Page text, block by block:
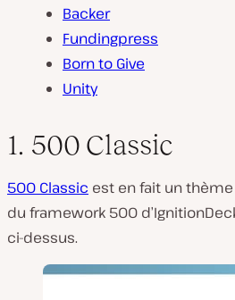
Backer
Fundingpress
Born to Give
Unity
1. 500 Classic
500 Classic est en fait un
du framework 500
ci-dessus.